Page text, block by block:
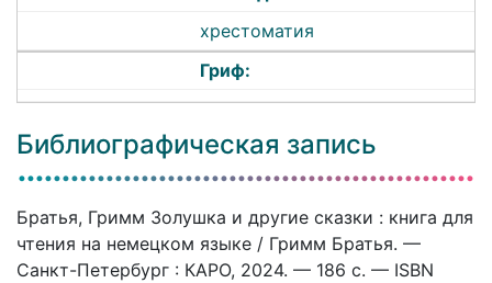
хрестоматия
Гриф:
Библиографическая запись
Братья, Гримм Золушка и другие сказки : книга для
чтения на немецком языке / Гримм Братья. —
Санкт-Петербург : КАРО, 2024. — 186 c. — ISBN